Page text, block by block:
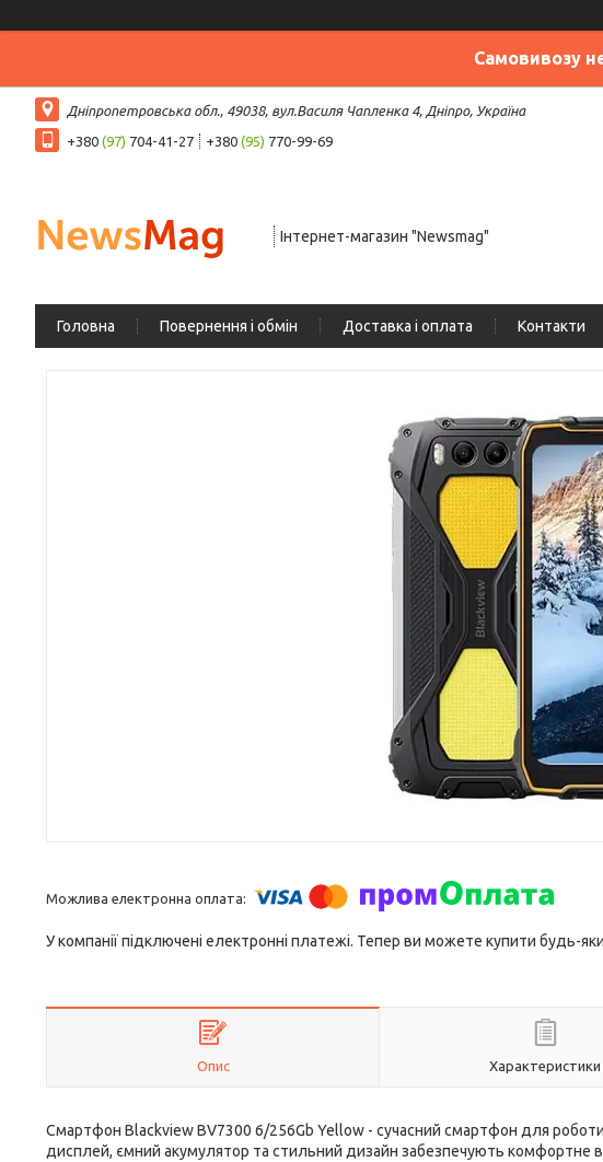
Самовивозу
Дніпропетровська обл., 49038, вул.Василя Чапленка 4, Дніпро, Україна
+380 (97) 704-41-27 +380 (95) 770-99-69
Інтернет-магазин "Newsmag"
Головна Повернення і обмін Доставка і оплата Контакти
У компанії підключені електронні платежі. Тепер ви можете купити будь-
Опис Характеристики
Смартфон Blackview BV7300 6/256Gb Yellow - сучасний смартфон для
дисплей, ємний акумулятор та стильний дизайн забезпечують комфортне